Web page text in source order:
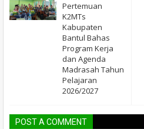
Pertemuan
K2MTs
Kabupaten
Bantul Bahas
Program Kerja
dan Agenda
Madrasah Tahun
Pelajaran
2026/2027
POST A COMMENT